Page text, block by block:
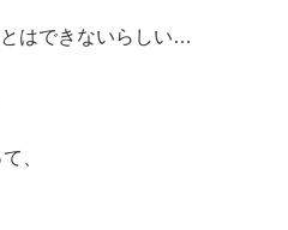
はできないらしい…
、